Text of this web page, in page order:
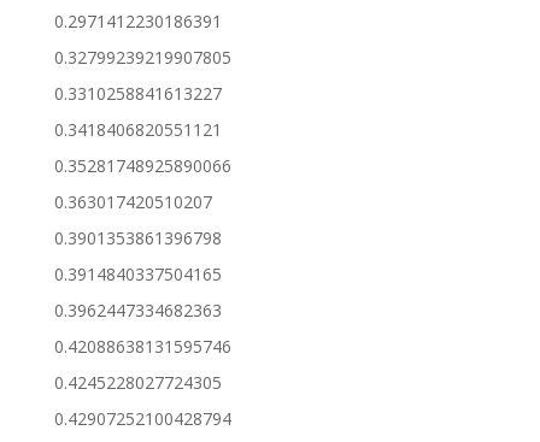
0.2971412230186391
0.32799239219907805
0.3310258841613227
0.3418406820551121
0.35281748925890066
0.363017420510207
0.3901353861396798
0.3914840337504165
0.3962447334682363
0.42088638131595746
0.4245228027724305
0.42907252100428794